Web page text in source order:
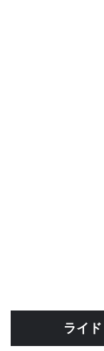
ライ